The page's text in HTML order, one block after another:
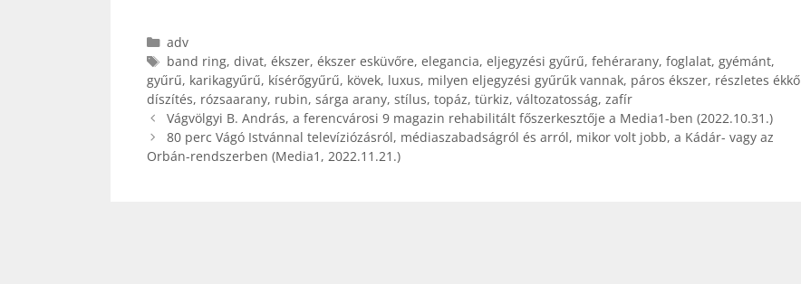
Kategória
adv
Címkék
band ring, divat, ékszer, ékszer esküvőre, elegancia, eljegyzési gyűrű, fehérarany, foglalat, gyémánt,
gyűrű, karikagyűrű, kísérőgyűrű, kövek, luxus, milyen eljegyzési gyűrűk vannak, páros ékszer, részletes ékkő
díszítés, rózsaarany, rubin, sárga arany, stílus, topáz, türkiz, változatosság, zafír
Vágvölgyi B. András, a ferencvárosi 9 magazin rehabilitált főszerkesztője a Media1-ben (2022.10.31.)
80 perc Vágó Istvánnal televíziózásról, médiaszabadságról és arról, mikor volt jobb, a Kádár- vagy az
Orbán-rendszerben (Media1, 2022.11.21.)